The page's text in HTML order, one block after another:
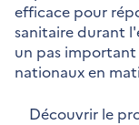
efficace pour
sanitaire durant
un pas
nationaux en
Découvrir le